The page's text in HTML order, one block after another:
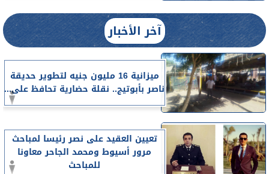
آخر الأخبار
ميزانية 16 مليون جنيه لتطوير حديقة
ناصر بأبوتيج.. نقلة حضارية تحافظ على...
تعيين العقيد على نصر رئيسا لمباحث
مرور أسيوط ومحمد الجاحر معاونا
للمباحث